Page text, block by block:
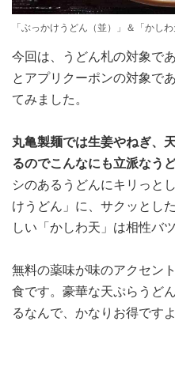
「ぶっかけうどん（並）」＆「かしわ
今回は、うどん札の対象で
とアプリクーポンの対象で
てみました。
丸亀製麺では生姜やねぎ、
るのでこんなにも立派なう
シのあるうどんにキリっと
けうどん」に、サクッとし
しい「かしわ天」は相性バ
無料の薬味が味のアクセン
食です。豪華な天ぷらうど
るなんで、かなりお得ですよ